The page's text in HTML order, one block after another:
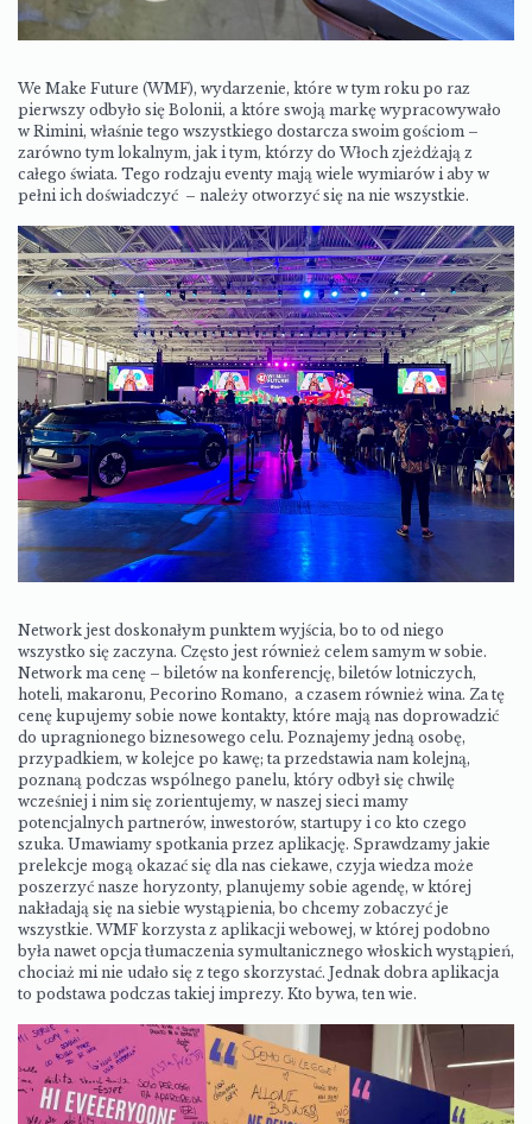
We Make Future (WMF), wydarzenie, które w tym roku po raz
pierwszy odbyło się Bolonii, a które swoją markę wypracowywało
w Rimini, właśnie tego wszystkiego dostarcza swoim gościom –
zarówno tym lokalnym, jak i tym, którzy do Włoch zjeżdżają z
całego świata. Tego rodzaju eventy mają wiele wymiarów i aby w
pełni ich doświadczyć – należy otworzyć się na nie wszystkie.
Network jest doskonałym punktem wyjścia, bo to od niego
wszystko się zaczyna. Często jest również celem samym w sobie.
Network ma cenę – biletów na konferencję, biletów lotniczych,
hoteli, makaronu, Pecorino Romano, a czasem również wina. Za tę
cenę kupujemy sobie nowe kontakty, które mają nas doprowadzić
do upragnionego biznesowego celu. Poznajemy jedną osobę,
przypadkiem, w kolejce po kawę; ta przedstawia nam kolejną,
poznaną podczas wspólnego panelu, który odbył się chwilę
wcześniej i nim się zorientujemy, w naszej sieci mamy
potencjalnych partnerów, inwestorów, startupy i co kto czego
szuka. Umawiamy spotkania przez aplikację. Sprawdzamy jakie
prelekcje mogą okazać się dla nas ciekawe, czyja wiedza może
poszerzyć nasze horyzonty, planujemy sobie agendę, w której
nakładają się na siebie wystąpienia, bo chcemy zobaczyć je
wszystkie. WMF korzysta z aplikacji webowej, w której podobno
była nawet opcja tłumaczenia symultanicznego włoskich wystąpień,
chociaż mi nie udało się z tego skorzystać. Jednak dobra aplikacja
to podstawa podczas takiej imprezy. Kto bywa, ten wie.